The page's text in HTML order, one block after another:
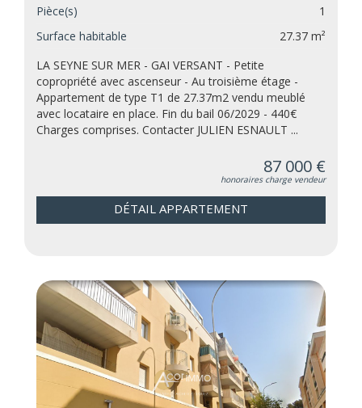
Pièce(s)
1
Surface habitable
27.37 m²
LA SEYNE SUR MER - GAI VERSANT - Petite
copropriété avec ascenseur - Au troisième étage -
Appartement de type T1 de 27.37m2 vendu meublé
avec locataire en place. Fin du bail 06/2029 - 440€
Charges comprises. Contacter JULIEN ESNAULT ...
87 000 €
honoraires charge vendeur
DÉTAIL APPARTEMENT